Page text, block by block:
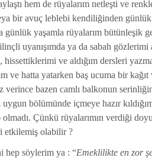
hem de rüyalarım netleşti ve
bir avuç leblebi kendiliğinden
günlük yaşamla rüyalarım bütünleşik
uyanışımda ya da sabah gözlerimi
ve aldığım dersleri
ve hatta yatarken baş ucuma bir
verince bazen camlı balkonun
bölümünde içmeye hazır
Çünkü rüyalarımın verdiği
etkilemiş olabilir ?
hep söylerim ya : “Emeklilikte en zor